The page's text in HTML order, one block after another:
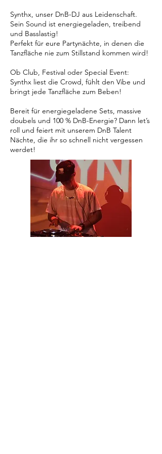
Synthx, unser DnB-DJ aus Leidenschaft.
Sein Sound ist energiegeladen, treibend
und Basslastig!
Perfekt für eure Partynächte, in denen die
Tanzfläche nie zum Stillstand kommen wird!
Ob Club, Festival oder Special Event:
Synthx liest die Crowd, fühlt den Vibe und
bringt jede Tanzfläche zum Beben!
Bereit für energiegeladene Sets, massive
doubels und 100 % DnB-Energie? Dann let’s
roll und feiert mit unserem DnB Talent
Nächte, die ihr so schnell nicht vergessen
werdet!